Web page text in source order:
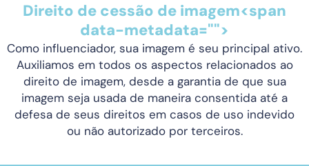
Direito de cessão de imagem<span
data-metadata="">
Como influenciador, sua imagem é seu principal ativo.
Auxiliamos em todos os aspectos relacionados ao
direito de imagem, desde a garantia de que sua
imagem seja usada de maneira consentida até a
defesa de seus direitos em casos de uso indevido
ou não autorizado por terceiros.